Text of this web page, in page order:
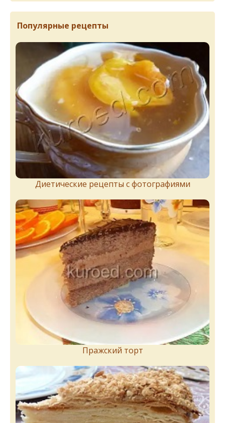
Популярные рецепты
Диетические рецепты с фотографиями
Пражский торт